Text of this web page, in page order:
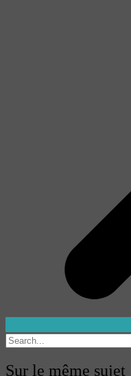
Sur le même sujet